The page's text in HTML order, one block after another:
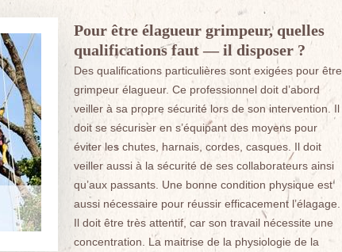
Pour être élagueur grimpeur, quelles
qualifications faut — il disposer ?
Des qualifications particulières sont exigées pour être
grimpeur élagueur. Ce professionnel doit d’abord
veiller à sa propre sécurité lors de son intervention. Il
doit se sécuriser en s’équipant des moyens pour
éviter les chutes, harnais, cordes, casques. Il doit
veiller aussi à la sécurité de ses collaborateurs ainsi
qu’aux passants. Une bonne condition physique est
aussi nécessaire pour réussir efficacement l’élagage.
Il doit être très attentif, car son travail nécessite une
concentration. La maitrise de la physiologie de la